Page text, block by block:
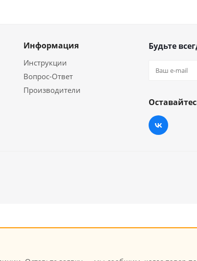
Информация
Инструкции
Вопрос-Ответ
Производители
Будьте